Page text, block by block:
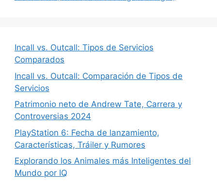
Incall vs. Outcall: Tipos de Servicios
Comparados
Incall vs. Outcall: Comparación de Tipos de
Servicios
Patrimonio neto de Andrew Tate, Carrera y
Controversias 2024
PlayStation 6: Fecha de lanzamiento,
Características, Tráiler y Rumores
Explorando los Animales más Inteligentes del
Mundo por IQ